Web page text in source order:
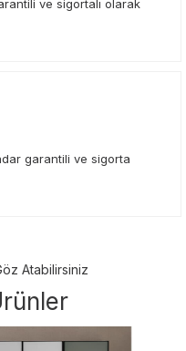
ve sigortalı olarak
garantili ve sigorta
Atabilirsiniz